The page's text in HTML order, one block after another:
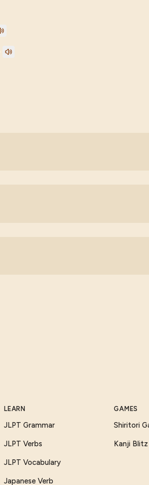
LEARN
JLPT Grammar
JLPT Verbs
JLPT Vocabulary
Japanese Verb
GAMES
Shiritori
Kanji Blitz